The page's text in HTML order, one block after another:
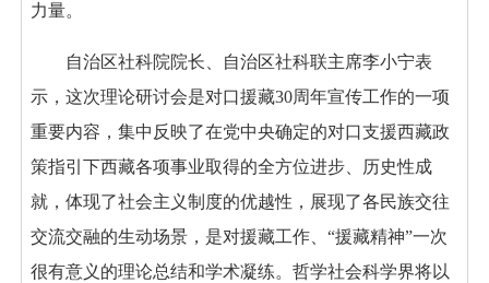
力量。
自治区社科院院长、自治区社科联主席李小宁表
示，这次理论研讨会是对口援藏30周年宣传工作的一项
重要内容，集中反映了在党中央确定的对口支援西藏政
策指引下西藏各项事业取得的全方位进步、历史性成
就，体现了社会主义制度的优越性，展现了各民族交往
交流交融的生动场景，是对援藏工作、“援藏精神”一次
很有意义的理论总结和学术凝练。哲学社会科学界将以